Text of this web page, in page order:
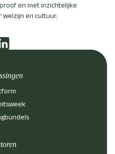
en met inzichtelijke
welzijn en cultuur.